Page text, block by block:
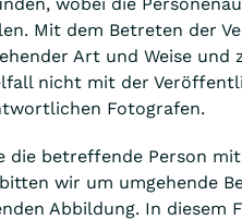
Mit dem Betreten der
Art und Weise und
nicht mit der
Fotografen.
die betreffende Person
wir um umgehende
Abbildung. In